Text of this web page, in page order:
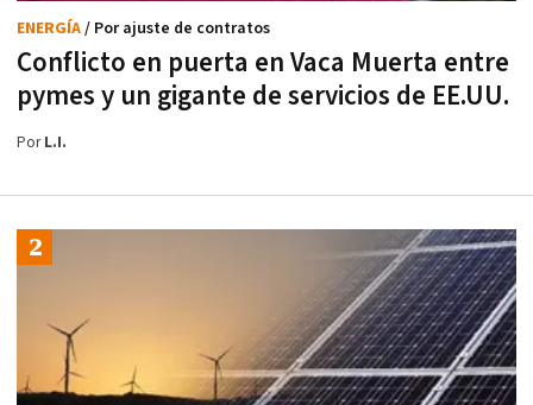
Conflicto en puerta en Vaca Muerta entre
pymes y un gigante de servicios de EE.UU.
ENERGÍA/ Por ajuste de contratos
PorL.I.